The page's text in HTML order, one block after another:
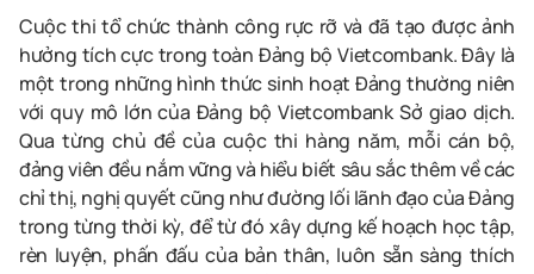
Cuộc thi tổ chức thành công rực rỡ và đã tạo được ảnh
hưởng tích cực trong toàn Đảng bộ Vietcombank. Đây là
một trong những hình thức sinh hoạt Đảng thường niên
với quy mô lớn của Đảng bộ Vietcombank Sở giao dịch.
Qua từng chủ đề của cuộc thi hàng năm, mỗi cán bộ,
đảng viên đều nắm vững và hiểu biết sâu sắc thêm về các
chỉ thị, nghị quyết cũng như đường lối lãnh đạo của Đảng
trong từng thời kỳ, để từ đó xây dựng kế hoạch học tập,
rèn luyện, phấn đấu của bản thân, luôn sẵn sàng thích